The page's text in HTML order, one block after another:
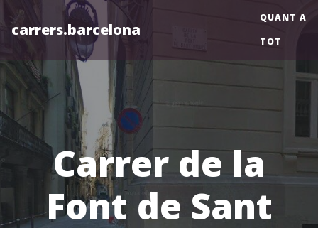
carrers.barcelona
QUANT A
TOT
Carrer de la
Font de Sant